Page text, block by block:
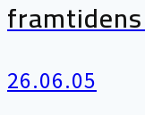
26.06.05